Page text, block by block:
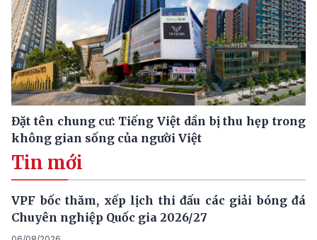
Đặt tên chung cư: Tiếng Việt dần bị thu hẹp trong
không gian sống của người Việt
Tin mới
VPF bốc thăm, xếp lịch thi đấu các giải bóng đá
Chuyên nghiệp Quốc gia 2026/27